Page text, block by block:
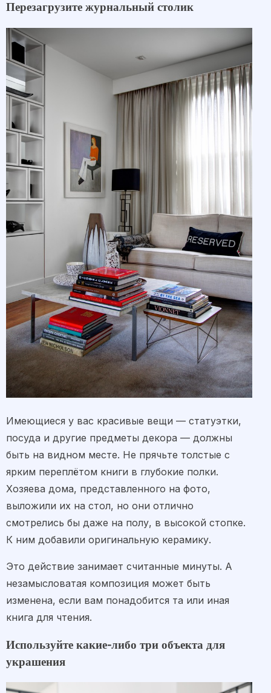
Перезагрузите журнальный столик
Имеющиеся у вас красивые вещи — статуэтки,
посуда и другие предметы декора — должны
быть на видном месте. Не прячьте толстые с
ярким переплётом книги в глубокие полки.
Хозяева дома, представленного на фото,
выложили их на стол, но они отлично
смотрелись бы даже на полу, в высокой стопке.
К ним добавили оригинальную керамику.
Это действие занимает считанные минуты. А
незамысловатая композиция может быть
изменена, если вам понадобится та или иная
книга для чтения.
Используйте какие-либо три объекта для
украшения